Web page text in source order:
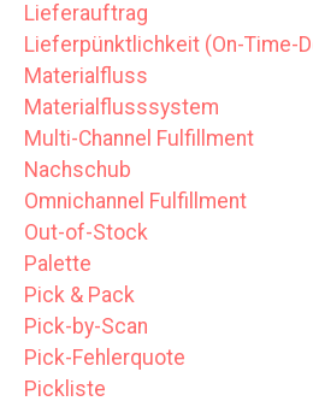
Lieferauftrag
Lieferpünktlichkeit (On-Time-
Materialfluss
Materialflusssystem
Multi-Channel Fulfillment
Nachschub
Omnichannel Fulfillment
Out-of-Stock
Palette
Pick & Pack
Pick-by-Scan
Pick-Fehlerquote
Pickliste